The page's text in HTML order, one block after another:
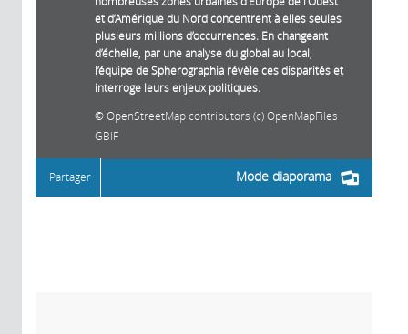
et d’Amérique du Nord concentrent à elles seules
plusieurs millions d’occurrences. En changeant
d’échelle, par une analyse du global au local,
l’équipe de Spherographia révèle ces disparités et
interroge leurs enjeux politiques.
OpenStreetMap contributors (c) OpenMapFiles
GBIF
Mode diaporama
Partager